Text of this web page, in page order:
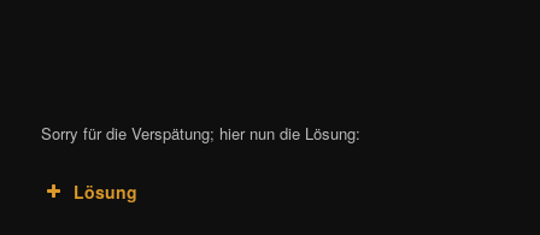
Sorry für die Verspätung; hier nun die Lösung:
Lösung